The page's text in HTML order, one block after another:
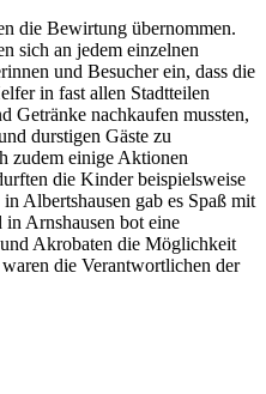
die Bewirtung übernommen.
sich an jedem einzelnen
und Besucher ein, dass die
in fast allen Stadtteilen
Getränke nachkaufen mussten,
durstigen Gäste zu
zudem einige Aktionen
die Kinder beispielsweise
Albertshausen gab es Spaß mit
Arnshausen bot eine
Akrobaten die Möglichkeit
die Verantwortlichen der